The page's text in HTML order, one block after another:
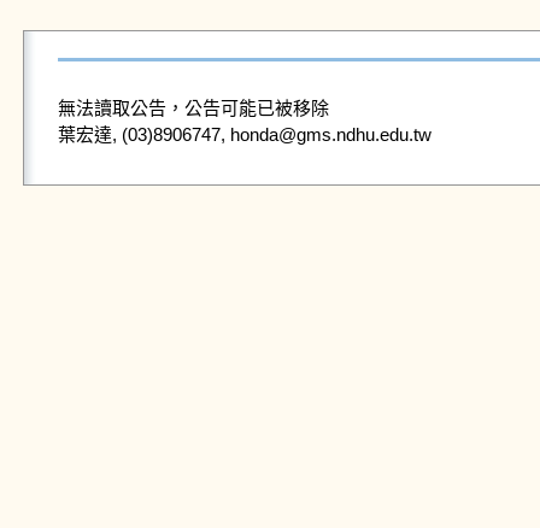
無法讀取公告，公告可能已被移除
葉宏達, (03)8906747, honda@gms.ndhu.edu.tw